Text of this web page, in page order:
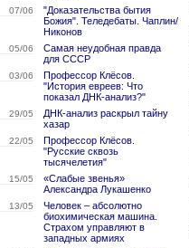
07/06
"Доказательства бытия
Божия". Теледебаты. Чаплин/
Никонов
05/06
Самая неудобная правда
для СССР
03/06
Профессор Клёсов.
"История евреев: Что
показал ДНК-анализ?"
29/05
ДНК-анализ раскрыл тайну
хазар
22/05
Профессор Клёсов.
"Русские сквозь
тысячелетия"
15/05
«Слабые звенья»
Александра Лукашенко
13/05
Человек – абсолютно
биохимическая машина.
Страхом управляют в
западных армиях